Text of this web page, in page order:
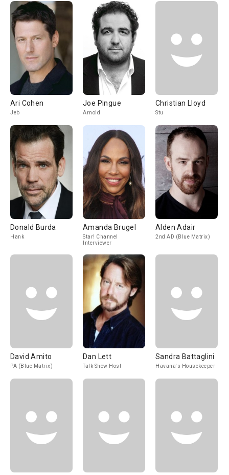
Ari Cohen
Jeb
Joe Pingue
Arnold
Christian Lloyd
Stu
Donald Burda
Hank
Amanda Brugel
Star! Channel
Interviewer
Alden Adair
2nd AD (Blue Matrix)
David Amito
PA (Blue Matrix)
Dan Lett
Talk Show Host
Sandra Battaglini
Havana's Housekeeper